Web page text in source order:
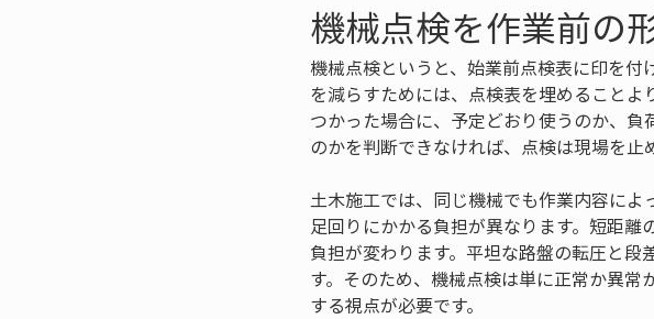
機械点検を作業前の
機械点検というと、始業前点検表に印を
を減らすためには、点検表を埋めること
つかった場合に、予定どおり使うのか、
のかを判断できなければ、点検は現場を止
土木施工では、同じ機械でも作業内容に
足回りにかかる負担が異なります。短距
負担が変わります。平坦な路盤の転圧と
す。そのため、機械点検は単に正常か異
する視点が必要です。